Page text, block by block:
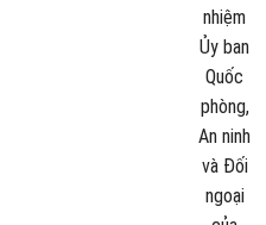
nhiệm
Ủy ban
Quốc
phòng,
An ninh
và Đối
ngoại